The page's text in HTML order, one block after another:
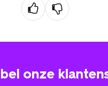
bel onze